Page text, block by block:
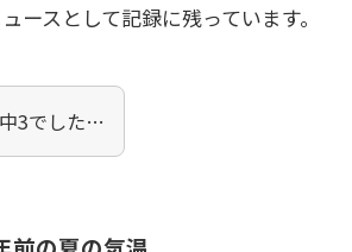
ースとして記録に残っています。
3でした…